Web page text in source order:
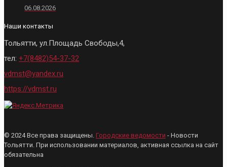
06.08.2026
Наши контакты
Тольятти, ул.Площадь Свободы,4,
тел: +7(8482)54-37-32
vdmst@yandex.ru
https://vdmst.ru
© 2024 Все права защищены. Городские ведомости - Новости
Тольятти. При использовании материалов, активная ссылка на сайт
обязательна